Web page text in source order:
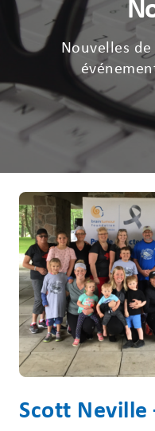
Nouvelles
Scott Neville